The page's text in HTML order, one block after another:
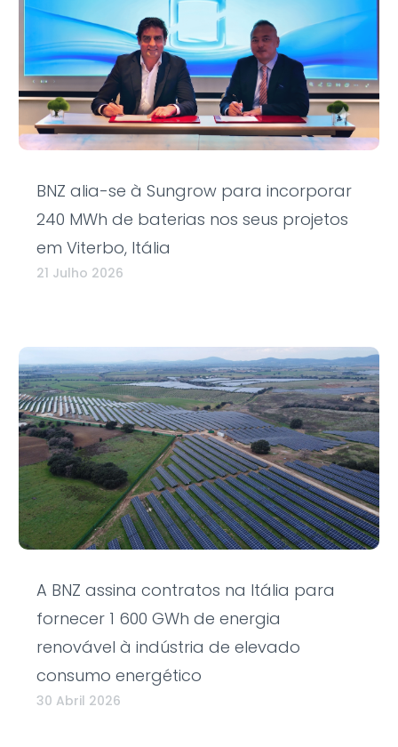
BNZ alia-se à Sungrow para incorporar
240 MWh de baterias nos seus projetos
em Viterbo, Itália
21 Julho 2026
A BNZ assina contratos na Itália para
fornecer 1 600 GWh de energia
renovável à indústria de elevado
consumo energético
30 Abril 2026